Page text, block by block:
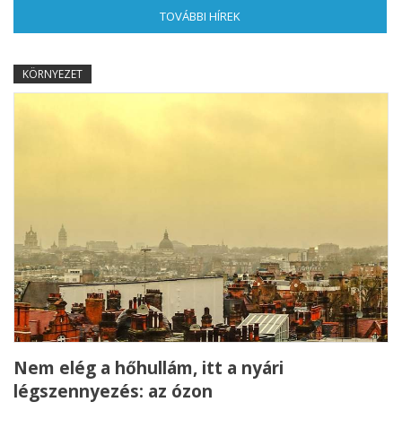
TOVÁBBI HÍREK
KÖRNYEZET
Nem elég a hőhullám, itt a nyári
légszennyezés: az ózon